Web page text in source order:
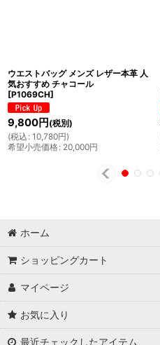
ウエストバッグ メンズ レザー本革 人
気おすすめ チャコール
[P1069CH]
9,800円 (税別)
(税込 : 10,780円)
希望小売価格: 20,000円
ホーム
ショッピングカート
マイページ
お気に入り
最近チェックしたアイテム